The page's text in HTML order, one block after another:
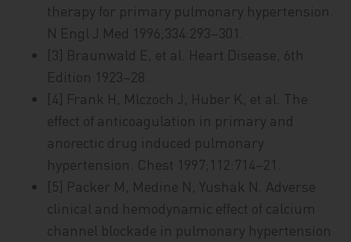
therapy for primary pulmonary hypertension.
N Engl J Med 1996;334:293–301.
[3] Braunwald E, et al. Heart Disease, 6th
Edition 1923–28.
[4] Frank H, Mlczoch J, Huber K, et al. The
effect of anticoagulation in primary and
anorectic drug induced pulmonary
hypertension. Chest 1997;112:714–21.
[5] Packer M, Medine N, Yushak N. Adverse
clinical and hemodynamic effect of calcium
channel blockade in pulmonary hypertension